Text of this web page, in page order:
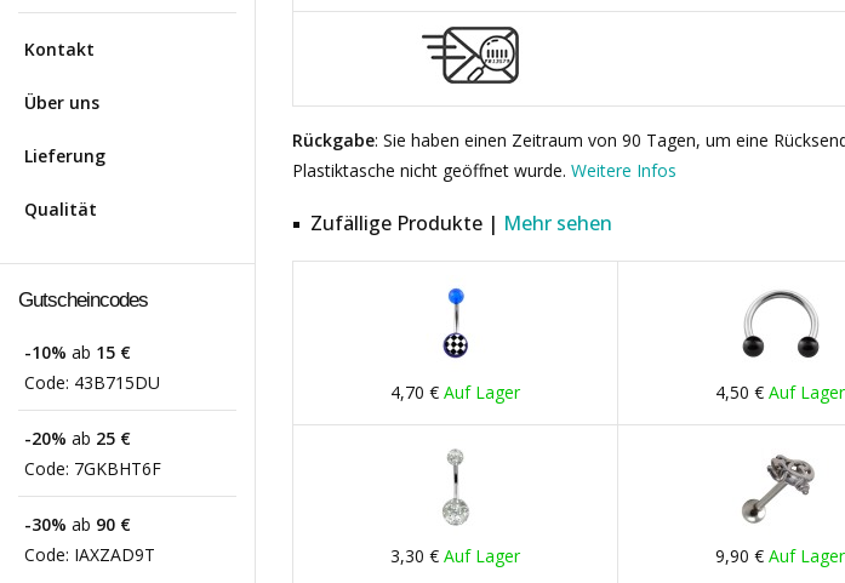
Kontakt
Über uns
Lieferung
Qualität
Gutscheincodes
-10% ab 15 €
Code: 43B715DU
-20% ab 25 €
Code: 7GKBHT6F
-30% ab 90 €
Code: IAXZAD9T
Rückgabe: Sie haben einen Zeitraum von 90 Tagen, um eine
Plastiktasche nicht geöffnet wurde. Weitere Infos
Zufällige Produkte | Mehr sehen
4,70 €Auf Lager 4,50 €Auf Lager
3,30 €Auf Lager 9,90 €Auf Lager